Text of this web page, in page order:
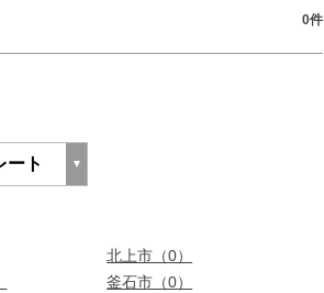
0件
北上市（0）
釜石市（0）